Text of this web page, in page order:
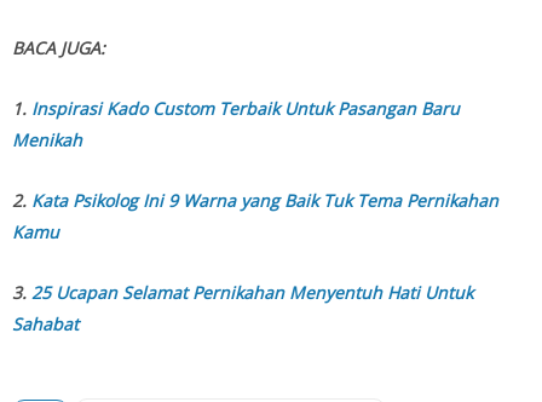
BACA JUGA:
1. Inspirasi Kado Custom Terbaik Untuk Pasangan Baru
Menikah
2. Kata Psikolog Ini 9 Warna yang Baik Tuk Tema Pernikahan
Kamu
3. 25 Ucapan Selamat Pernikahan Menyentuh Hati Untuk
Sahabat